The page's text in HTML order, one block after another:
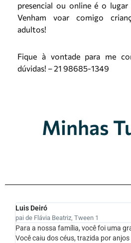
presencial ou online é o
Venham voar comigo
adultos!
Fique à vontade para me
dúvidas! – 21 98685-1349
Minhas
Luis Deiró
pai de Flávia Beatriz, Tween 1
Para a nossa família, você foi uma
Você caiu dos céus, trazida por